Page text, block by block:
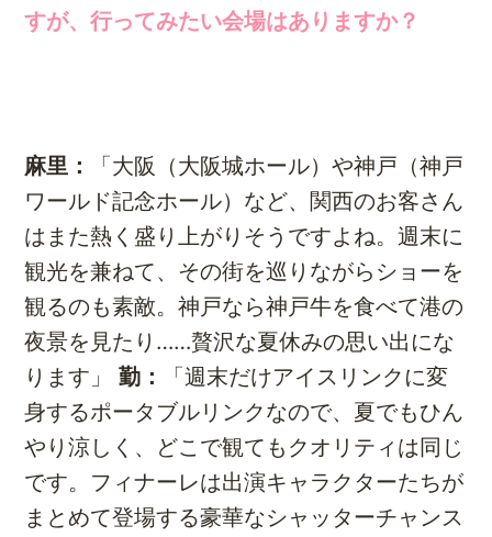
すが、行ってみたい会場はありますか？
麻里：
「大阪（大阪城ホール）や神戸（神戸
ワールド記念ホール）など、関西のお客さん
はまた熱く盛り上がりそうですよね。週末に
観光を兼ねて、その街を巡りながらショーを
観るのも素敵。神戸なら神戸牛を食べて港の
夜景を見たり……贅沢な夏休みの思い出にな
ります」勤：
「週末だけアイスリンクに変
身するポータブルリンクなので、夏でもひん
やり涼しく、どこで観てもクオリティは同じ
です。フィナーレは出演キャラクターたちが
まとめて登場する豪華なシャッターチャンス